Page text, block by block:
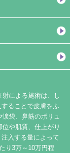
による施術は、し
ることで皮膚をふ
袋、鼻筋のボリュ
や肌質、仕上がり
入する量によって
り3万～10万円程